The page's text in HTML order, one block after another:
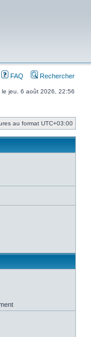
FAQ Rechercher
le jeu. 6 août 2026, 22:56
au format UTC+03:00